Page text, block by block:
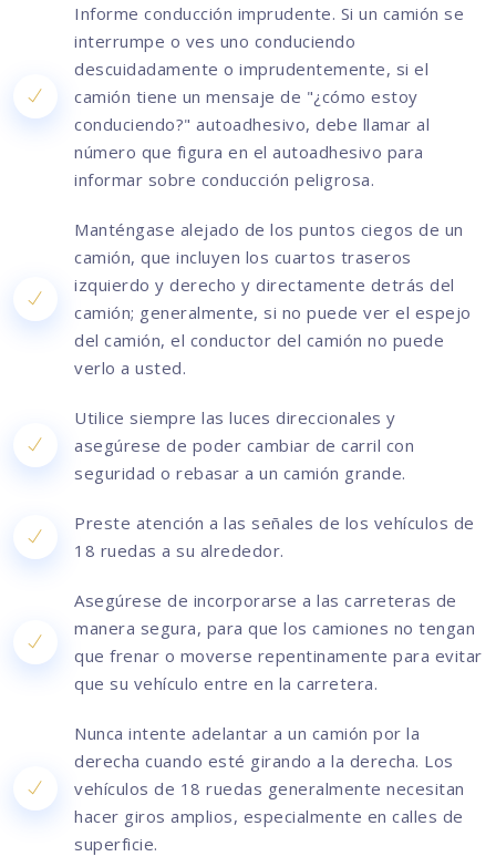
Informe conducción imprudente. Si un camión se
interrumpe o ves uno conduciendo
descuidadamente o imprudentemente, si el
camión tiene un mensaje de "¿cómo estoy
conduciendo?" autoadhesivo, debe llamar al
número que figura en el autoadhesivo para
informar sobre conducción peligrosa.
Manténgase alejado de los puntos ciegos de un
camión, que incluyen los cuartos traseros
izquierdo y derecho y directamente detrás del
camión; generalmente, si no puede ver el espejo
del camión, el conductor del camión no puede
verlo a usted.
Utilice siempre las luces direccionales y
asegúrese de poder cambiar de carril con
seguridad o rebasar a un camión grande.
Preste atención a las señales de los vehículos de
18 ruedas a su alrededor.
Asegúrese de incorporarse a las carreteras de
manera segura, para que los camiones no tengan
que frenar o moverse repentinamente para evitar
que su vehículo entre en la carretera.
Nunca intente adelantar a un camión por la
derecha cuando esté girando a la derecha. Los
vehículos de 18 ruedas generalmente necesitan
hacer giros amplios, especialmente en calles de
superficie.